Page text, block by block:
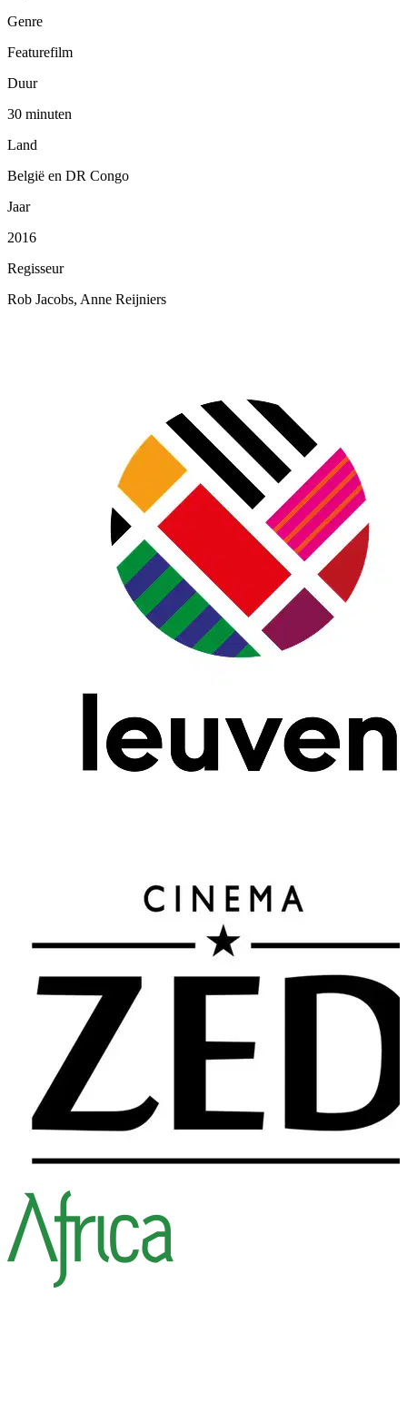
Genre
Featurefilm
Duur
30 minuten
Land
België en DR Congo
Jaar
2016
Regisseur
Rob Jacobs, Anne Reijniers